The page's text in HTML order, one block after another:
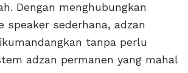
Dengan menghubungkan
speaker sederhana, adzan
tanpa perlu
adzan permanen yang mahal